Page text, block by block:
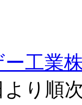
ー工業
より順